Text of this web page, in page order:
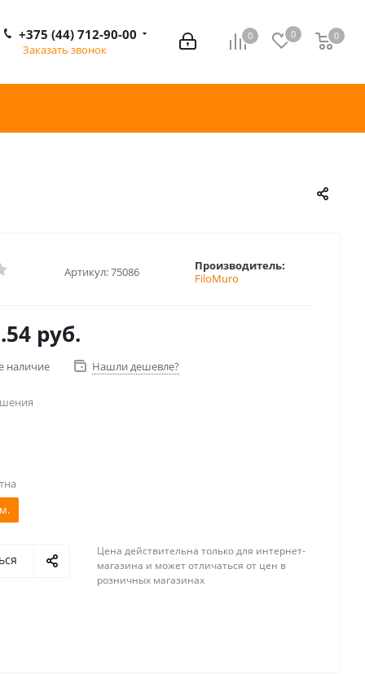
0 0 0
0
+375 (44) 712-90-00
Заказать звонок
Артикул:75086
Производитель:
FiloMuro
руб.
наличие Нашли дешевле?
Цена действительна только для интернет-
магазина и может отличаться от цен в
розничных магазинах